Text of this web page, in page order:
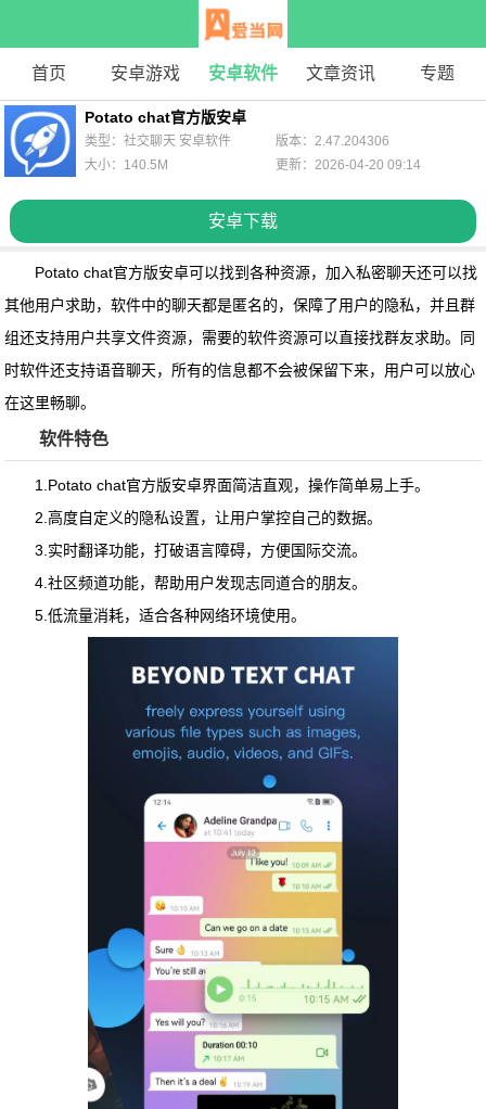
首页 安卓游戏 安卓软件 文章资讯 专题
Potato chat官方版安卓
安卓下载
类型：社交聊天 安卓软件
版本：2.47.204306
大小：140.5M
更新：2026-04-20 09:14
Potato chat官方版安卓可以找到各种资源，加入私密聊天还可以找
其他用户求助，软件中的聊天都是匿名的，保障了用户的隐私，并且群
组还支持用户共享文件资源，需要的软件资源可以直接找群友求助。同
时软件还支持语音聊天，所有的信息都不会被保留下来，用户可以放心
在这里畅聊。
软件特色
1.Potato chat官方版安卓界面简洁直观，操作简单易上手。
2.高度自定义的隐私设置，让用户掌控自己的数据。
3.实时翻译功能，打破语言障碍，方便国际交流。
4.社区频道功能，帮助用户发现志同道合的朋友。
5.低流量消耗，适合各种网络环境使用。